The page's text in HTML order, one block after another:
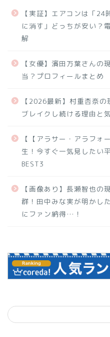
【実証】エアコンは「
に消す」どっちが安い？
解
【女優】濱田万葉さんの
当？プロフィールまとめ
【2026最新】村重杏奈
ブレイクし続ける理由と
【【アラサー・アラフォ
生！今すぐ一気見したい
BEST3
【画像あり】長瀬智也の
群！田中みな実が明かし
にファン納得…！